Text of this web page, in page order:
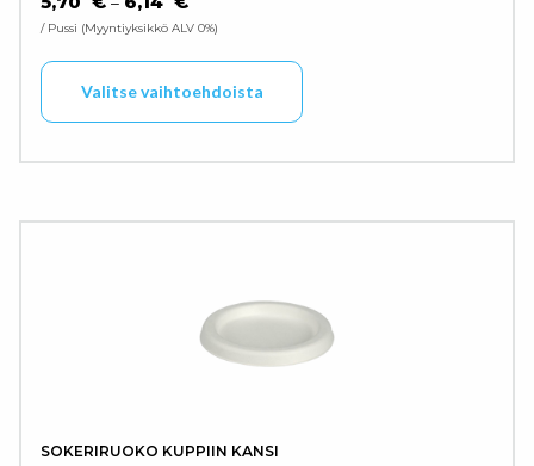
/ Pussi Myyntiyksikkö ALV 0%
Valitse vaihtoehdoista
SOKERIRUOKO KUPPIIN KANSI